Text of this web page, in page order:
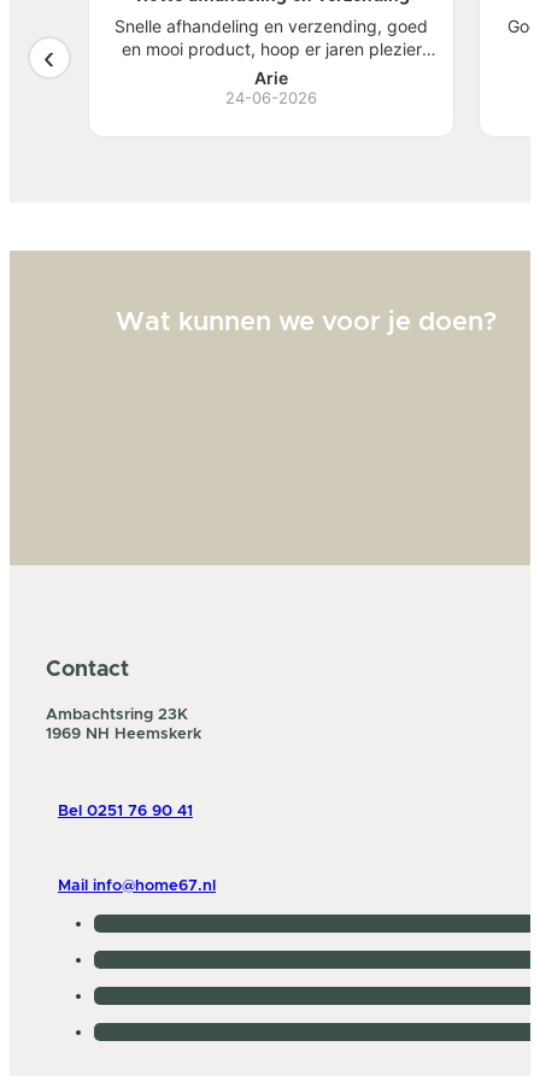
mooi
Snelle afhandeling en verzending, goed
en mooi product, hoop er jaren plezier
van te hebben.
Arie
24-06-2026
Wat kunnen we voor je doen?
Contact
Ambachtsring 23K
1969 NH Heemskerk
Bel 0251 76 90 41
Mail info@home67.nl